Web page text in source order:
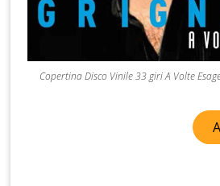
Copertina Disco Vinile 33 giri A Volte